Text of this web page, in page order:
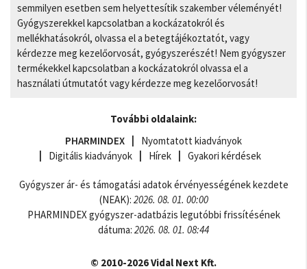
semmilyen esetben sem helyettesítik szakember véleményét!
Gyógyszerekkel kapcsolatban a kockázatokról és
mellékhatásokról, olvassa el a betegtájékoztatót, vagy
kérdezze meg kezelőorvosát, gyógyszerészét! Nem gyógyszer
termékekkel kapcsolatban a kockázatokról olvassa el a
használati útmutatót vagy kérdezze meg kezelőorvosát!
További oldalaink:
PHARMINDEX
Nyomtatott kiadványok
Digitális kiadványok
Hírek Gyakori kérdések
Gyógyszer ár- és támogatási adatok érvényességének kezdete
(NEAK): 2026. 08. 01. 00:00
PHARMINDEX gyógyszer-adatbázis legutóbbi frissítésének
dátuma: 2026. 08. 01. 08:44
© 2010-2026 Vidal Next Kft.